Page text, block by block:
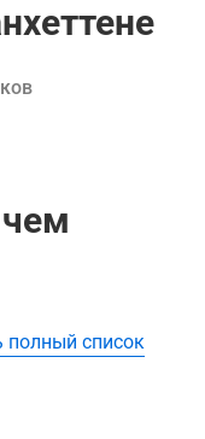
По
крупнейших
животными
планету (и
вы хотите начать
Земли и
историю
чем
полный список